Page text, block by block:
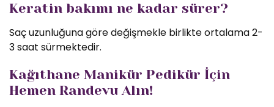
Keratin bakımı ne kadar sürer?
Saç uzunluğuna göre değişmekle birlikte ortalama 2-
3 saat sürmektedir.
Kağıthane Manikür Pedikür İçin
Hemen Randevu Alın!